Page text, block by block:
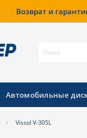
Возврат и
Автомобильные
Vissol V-305L